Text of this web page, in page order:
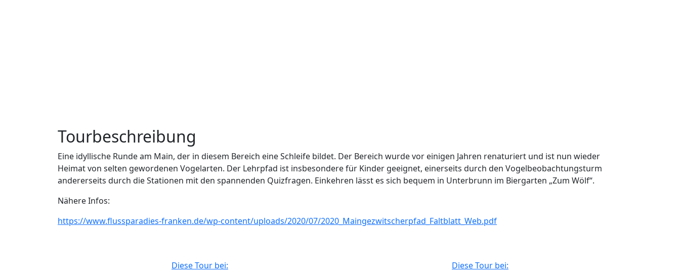
Tourbeschreibung
Eine idyllische Runde am Main, der in diesem Bereich eine Schleife bildet. Der Bereich wurde vor einigen Jahren renaturiert und ist nun wieder
Heimat von selten gewordenen Vogelarten. Der Lehrpfad ist insbesondere für Kinder geeignet, einerseits durch den Vogelbeobachtungsturm
andererseits durch die Stationen mit den spannenden Quizfragen. Einkehren lässt es sich bequem in Unterbrunn im Biergarten „Zum Wölf“.
Nähere Infos:
https://www.flussparadies-franken.de/wp-content/uploads/2020/07/2020_Maingezwitscherpfad_Faltblatt_Web.pdf
Diese Tour bei: Diese Tour bei: